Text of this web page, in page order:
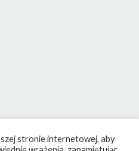
stronie internetowej, aby